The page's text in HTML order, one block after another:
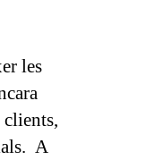
les
clients,
A